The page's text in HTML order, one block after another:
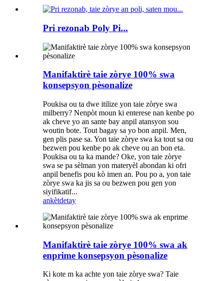
Pri rezonab Poly Pi...
Manifaktirè taie zòrye 100% swa
konsepsyon pèsonalize
Poukisa ou ta dwe itilize yon taie zòrye swa
milberry? Nenpòt moun ki enterese nan kenbe po
ak cheve yo an sante bay anpil atansyon sou
woutin bote. Tout bagay sa yo bon anpil. Men,
gen plis pase sa. Yon taie zòrye swa ka tout sa ou
bezwen pou kenbe po ak cheve ou an bon eta.
Poukisa ou ta ka mande? Oke, yon taie zòrye
swa se pa sèlman yon materyèl abondan ki ofri
anpil benefis pou kò imen an. Pou po a, yon taie
zòrye swa ka jis sa ou bezwen pou gen yon
siyifikatif...
ankètdetay
Manifaktirè taie zòrye 100% swa ak
enprime konsepsyon pèsonalize
Ki kote m ka achte yon taie zòrye swa? Taie